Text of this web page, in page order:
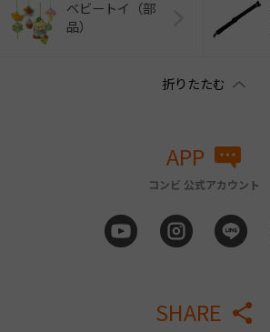
ベビートイ（部
品）
APP
コンビ 公式アカウント
SHARE